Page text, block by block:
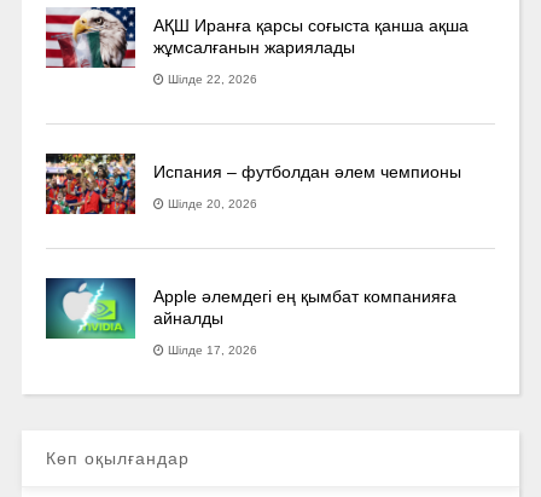
АҚШ Иранға қарсы соғыста қанша ақша
жұмсалғанын жариялады
Шілде 22, 2026
Испания – футболдан әлем чемпионы
Шілде 20, 2026
Apple әлемдегі ең қымбат компанияға
айналды
Шілде 17, 2026
Көп оқылғандар